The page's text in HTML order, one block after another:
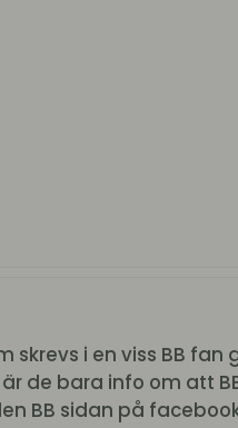
i en viss BB fan
de bara info om att
BB sidan på